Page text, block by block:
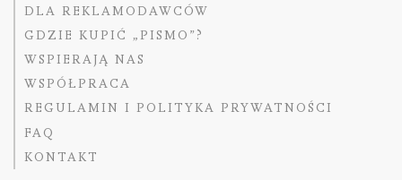
DLA REKLAMODAWCÓW
GDZIE KUPIĆ „PISMO”?
WSPIERAJĄ NAS
WSPÓŁPRACA
REGULAMIN I POLITYKA PRYWATNOŚCI
FAQ
KONTAKT